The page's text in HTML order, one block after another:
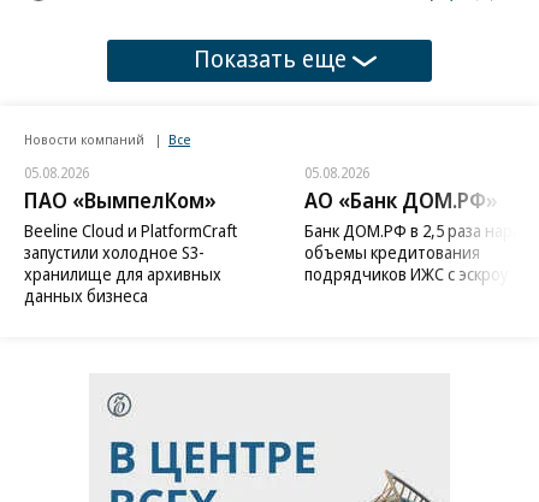
Показать еще
Новости компаний Все
05.08.2026
ПАО «ВымпелКом»
Beeline Cloud и PlatformCraft
запустили холодное S3-
хранилище для архивных
данных бизнеса
05.08.2026
АО «Банк ДОМ.РФ»
Банк ДОМ.РФ в 2,5 раза
объемы кредитования
подрядчиков ИЖС с эскроу